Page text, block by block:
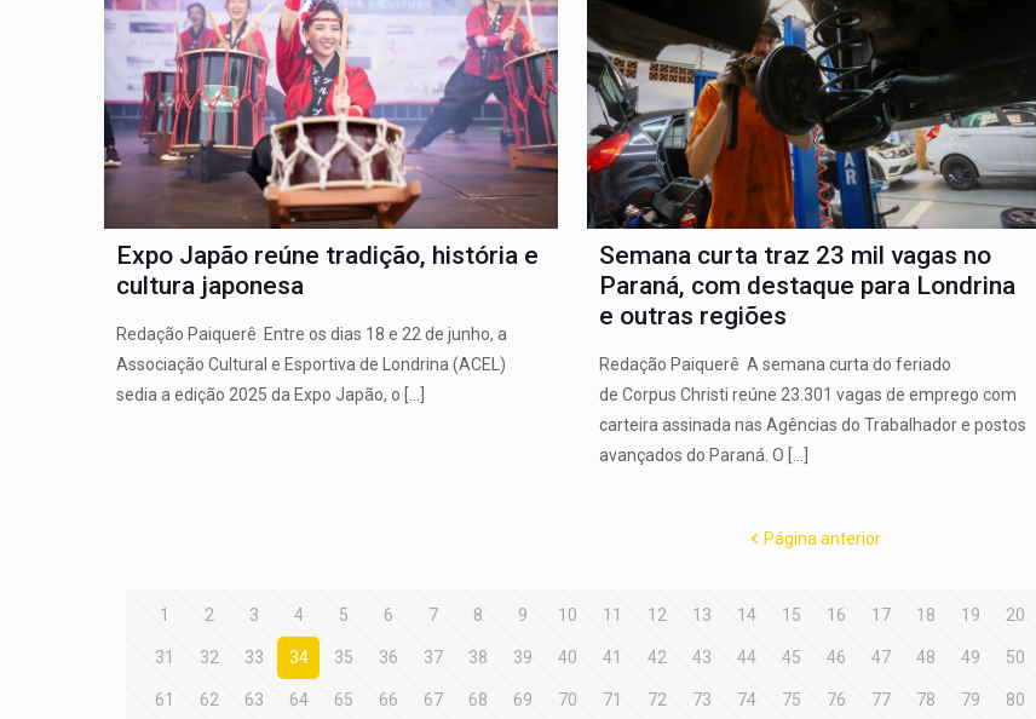
Expo Japão reúne tradição, história e
cultura japonesa
Redação Paiquerê Entre os dias 18 e 22 de junho, a
Associação Cultural e Esportiva de Londrina (ACEL)
sedia a edição 2025 da Expo Japão, o […]
Semana curta traz 23 mil vagas no
Paraná, com destaque para Londrina
e outras regiões
Redação Paiquerê A semana curta do feriado
de Corpus Christi reúne 23.301 vagas de emprego com
carteira assinada nas Agências do Trabalhador e postos
avançados do Paraná. O […]
Página anterior
1 2 3 4 5 6 7 8 9 10 11 12 13 14 15 16 17 18 19 20
31 32 33 34 35 36 37 38 39 40 41 42 43 44 45 46 47 48 49 50
61 62 63 64 65 66 67 68 69 70 71 72 73 74 75 76 77 78 79 80